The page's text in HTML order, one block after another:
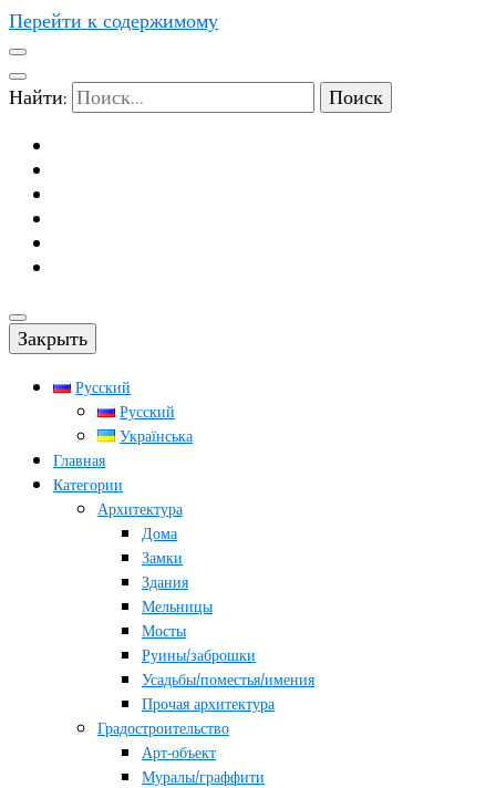
Перейти к содержимому
Найти:
Закрыть
Русский
Русский
Українська
Главная
Категории
Архитектура
Дома
Замки
Здания
Мельницы
Мосты
Руины/заброшки
Усадьбы/поместья/имения
Прочая архитектура
Градостроительство
Арт-объект
Муралы/граффити